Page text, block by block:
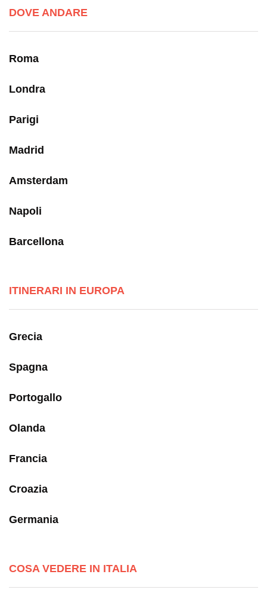
DOVE ANDARE
Roma
Londra
Parigi
Madrid
Amsterdam
Napoli
Barcellona
ITINERARI IN EUROPA
Grecia
Spagna
Portogallo
Olanda
Francia
Croazia
Germania
COSA VEDERE IN ITALIA